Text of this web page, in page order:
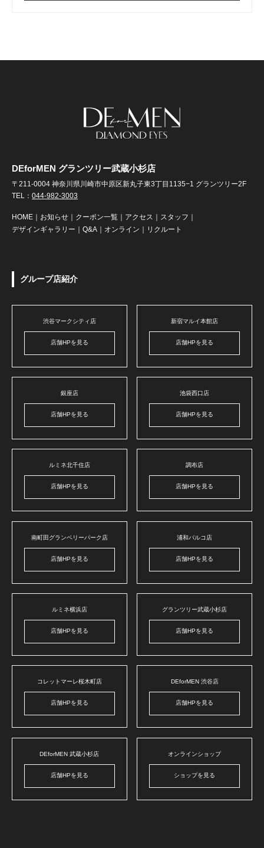
DEforMEN グランツリー武蔵小杉店
〒211-0004 神奈川県川崎市中原区新丸子東3丁目1135−1 グランツリー2F
TEL： 044-982-3003
HOME ｜ お知らせ ｜ クーポン一覧 ｜ アクセス ｜ スタッフ ｜
デザインギャラリー ｜ Q&A ｜ オンライン ｜ リクルート
グループ店紹介
渋谷マークシティ店
店舗HPを見る
新宿マルイ本館店
店舗HPを見る
銀座店
店舗HPを見る
池袋西口店
店舗HPを見る
ルミネ北千住店
店舗HPを見る
調布店
店舗HPを見る
南町田グランベリーパーク店
店舗HPを見る
浦和パルコ店
店舗HPを見る
ルミネ横浜店
店舗HPを見る
グランツリー武蔵小杉店
店舗HPを見る
コレットマーレ桜木町店
店舗HPを見る
DEforMEN 渋谷店
店舗HPを見る
DEforMEN 武蔵小杉店
店舗HPを見る
オンラインショップ
ショップを見る